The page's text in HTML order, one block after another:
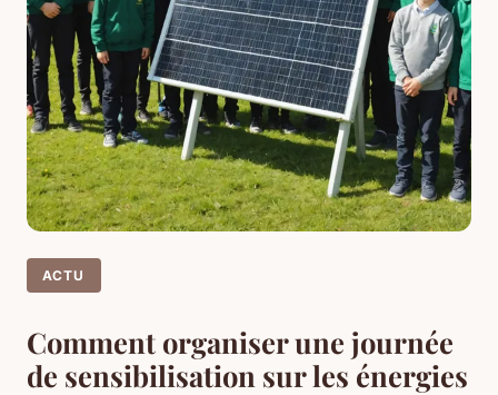
ACTU
Comment organiser une journée
de sensibilisation sur les énergies